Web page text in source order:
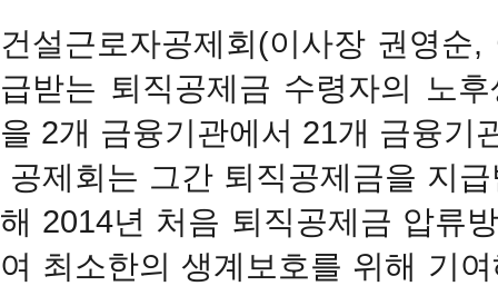
건설근로자공제회(이사장 권영순
급받는 퇴직공제금 수령자의 노
을 2개 금융기관에서 21개 금융기
공제회는 그간 퇴직공제금을 지
해 2014년 처음 퇴직공제금 압류
여 최소한의 생계보호를 위해 기